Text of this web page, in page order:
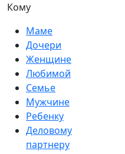
Кому
Маме
Дочери
Женщине
Любимой
Семье
Мужчине
Ребенку
Деловому
партнеру